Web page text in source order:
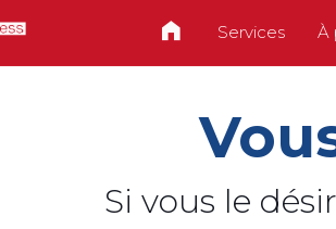
Services À
Si vous le